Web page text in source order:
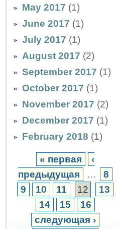
May 2017 (1)
June 2017 (1)
July 2017 (1)
August 2017 (2)
September 2017 (1)
October 2017 (1)
November 2017 (2)
December 2017 (1)
February 2018 (1)
« первая
‹
предыдущая
…
8
9
10 11 12
13
14
15
16
следующая ›